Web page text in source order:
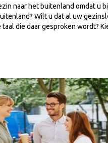
naar het buitenland omdat u
Wilt u dat al uw
die daar gesproken wordt?